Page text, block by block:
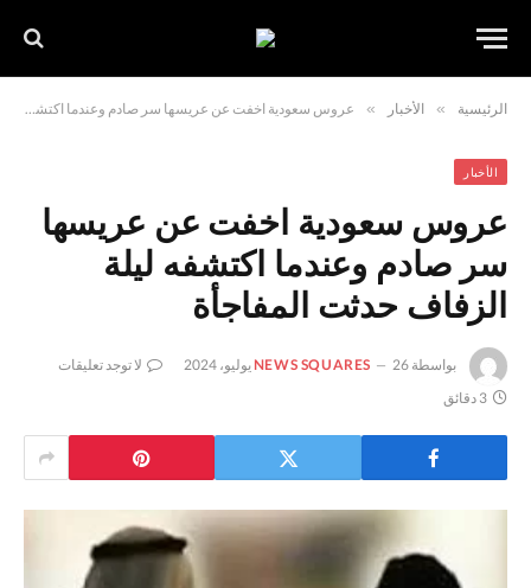
الرئيسية » الأخبار » عروس سعودية اخفت عن عريسها سر صادم وعندما اكتشفه ليلة الزفاف حدثت المفاجأة
الأخبار
عروس سعودية اخفت عن عريسها
سر صادم وعندما اكتشفه ليلة
الزفاف حدثت المفاجأة
بواسطة NEWS SQUARES 26 يوليو، 2024
لا توجد تعليقات
3 دقائق